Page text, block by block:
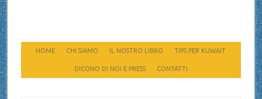
HOME CHI SIAMO IL NOSTRO LIBRO TIPS PER KUWAIT
DICONO DI NOI E PRESS CONTATTI